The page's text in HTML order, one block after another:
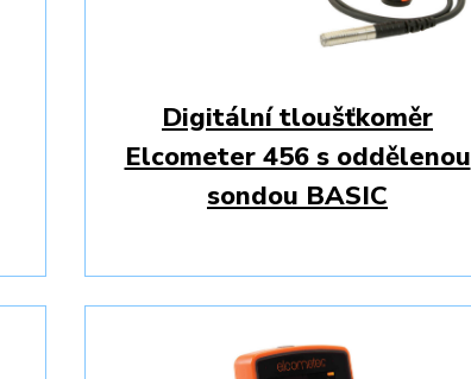
Digitální tloušťkoměr
Elcometer 456 s oddělenou
sondou BASIC